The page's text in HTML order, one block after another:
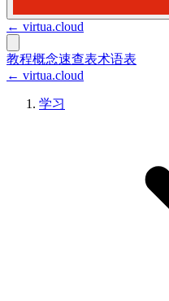
← virtua.cloud
教程概念速查表术语表
← virtua.cloud
学习